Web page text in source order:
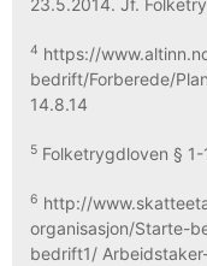
23.5.2014. Jf.
4 https://
bedrift/Forberede/
14.8.14
5 Folketrygdloven § 1-
6 http://
organisasjon/Starte-
bedrift1/